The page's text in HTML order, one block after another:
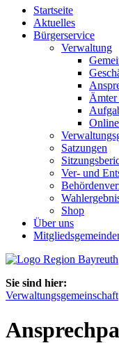
Startseite
Aktuelles
Bürgerservice
Verwaltung
Ämter
Satzungen
Ver- und
Shop
Über uns
Sie sind hier:
Verwaltungsgemeinschaft